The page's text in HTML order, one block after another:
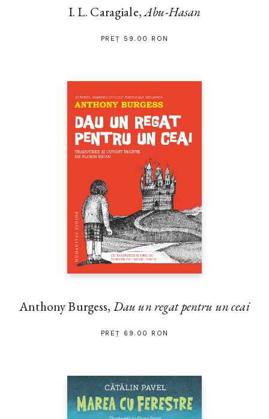
I. L. Caragiale,Abu-Hasan
PREȚ 59.00 RON
Anthony Burgess, Dau un regat pentru un ceai
PREȚ 69.00 RON